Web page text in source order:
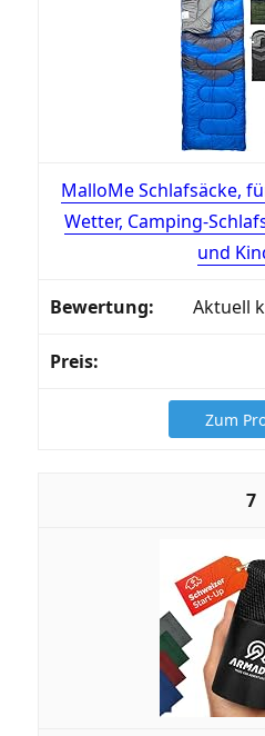
MalloMe Schlafsäcke,
Wetter, Camping-
und
Aktuell
Zum
7